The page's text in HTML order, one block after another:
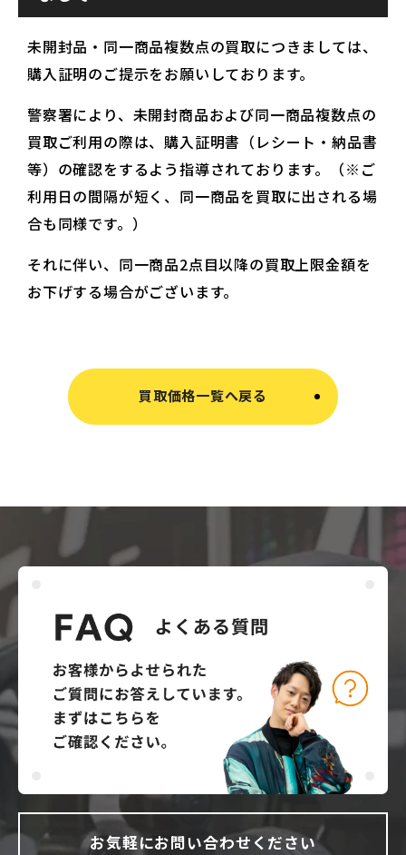
未開封品・同一商品複数点の買取につきましては、
購入証明のご提示をお願いしております。
警察署により、未開封商品および同一商品複数点の
買取ご利用の際は、購入証明書（レシート・納品書
等）の確認をするよう指導されております。（※ご
利用日の間隔が短く、同一商品を買取に出される場
合も同様です。）
それに伴い、同一商品2点目以降の買取上限金額を
お下げする場合がございます。
買取価格一覧へ戻る
お気軽にお問い合わせください